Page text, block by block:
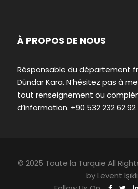
À PROPOS DE NOUS
Résponsable du département
Dündar Kara. N’hésitez pas à
tout renseignement ou
d’information. +90 532 232 62
© 2025 Toute la Turquie All
byLevent Işıklı